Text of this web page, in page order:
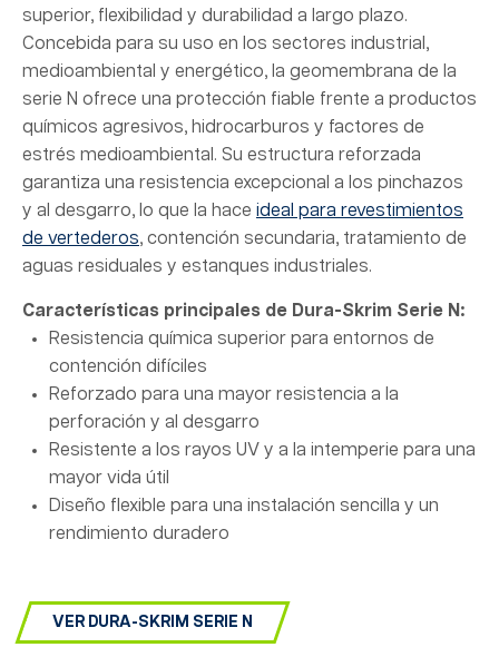
superior, flexibilidad y durabilidad a largo plazo.
Concebida para su uso en los sectores industrial,
medioambiental y energético, la geomembrana de la
serie N ofrece una protección fiable frente a productos
químicos agresivos, hidrocarburos y factores de
estrés medioambiental. Su estructura reforzada
garantiza una resistencia excepcional a los pinchazos
y al desgarro, lo que la hace ideal para revestimientos
de vertederos, contención secundaria, tratamiento de
aguas residuales y estanques industriales.
Características principales de Dura-Skrim Serie N:
Resistencia química superior para entornos de
contención difíciles
Reforzado para una mayor resistencia a la
perforación y al desgarro
Resistente a los rayos UV y a la intemperie para una
mayor vida útil
Diseño flexible para una instalación sencilla y un
rendimiento duradero
VER DURA-SKRIM SERIE N